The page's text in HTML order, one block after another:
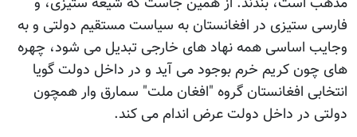
فارسی ستیزی در افغانستان به سیاست مستقیم دولتی و به
وجایب اساسی همه نهاد های خارجی تبدیل می شود، چهره
های چون کریم خرم بوجود می آید و در داخل دولت گویا
انتخابی افغانستان گروه "افغان ملت" سمارق وار همچون
دولتی در داخل دولت عرض اندام می کند.